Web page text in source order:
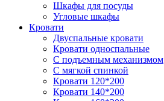
Шкафы для посуды
Угловые шкафы
Кровати
Двуспальные кровати
Кровати односпальные
С подъемным механизмом
С мягкой спинкой
Кровати 120*200
Кровати 140*200